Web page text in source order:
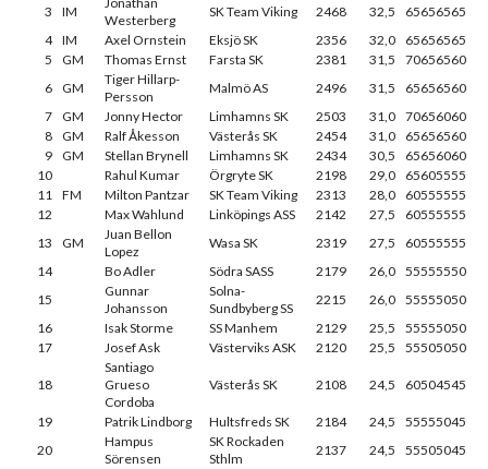
3
IM
Westerberg
SK Team Viking 2468 32,5
65656565
4 IM Axel Ornstein Eksjö SK 2356 32,0
65656565
5
GM Thomas Ernst Farsta SK 2381 31,5
70656560
6
GM
Tiger Hillarp-
Persson
Malmö AS 2496 31,5
65656560
7
GM Jonny Hector Limhamns SK 2503 31,0 70656060
8
GM Ralf Åkesson Västerås SK 2454 31,0
65656560
9
GM Stellan Brynell Limhamns SK 2434 30,5
65656060
10
Rahul Kumar Örgryte SK 2198 29,0
65605555
11 FM Milton Pantzar SK Team Viking 2313 28,0
60555555
12
Max Wahlund Linköpings ASS 2142 27,5
60555555
13
GM
Juan Bellon
Lopez
Wasa SK 2319 27,5
60555555
14
Bo Adler Södra SASS 2179 26,0 55555550
15
Gunnar
Johansson
Solna-
Sundbyberg SS
2215 26,0 55555050
16
Isak Storme SS Manhem 2129 25,5
55555050
17
Josef Ask Västerviks ASK 2120 25,5 55505050
18
Santiago
Grueso
Cordoba
Västerås SK 2108 24,5 60504545
19 Patrik Lindborg Hultsfreds SK 2184 24,5
55555045
20
Hampus
Sörensen
SK Rockaden
Sthlm
2137 24,5 55505045